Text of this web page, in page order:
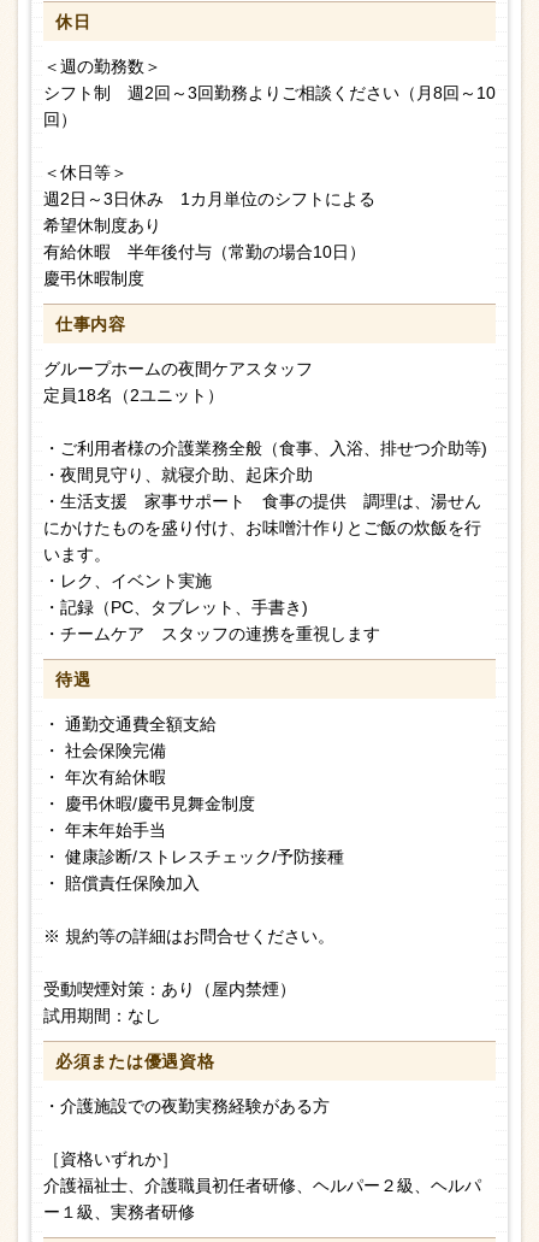
休日
＜週の勤務数＞
シフト制 週2回～3回勤務よりご相談ください（月8回～10
回）
＜休日等＞
週2日～3日休み 1カ月単位のシフトによる
希望休制度あり
有給休暇 半年後付与（常勤の場合10日）
慶弔休暇制度
仕事内容
グループホームの夜間ケアスタッフ
定員18名（2ユニット）
・ご利用者様の介護業務全般（食事、入浴、排せつ介助等)
・夜間見守り、就寝介助、起床介助
・生活支援 家事サポート 食事の提供 調理は、湯せん
にかけたものを盛り付け、お味噌汁作りとご飯の炊飯を行
います。
・レク、イベント実施
・記録（PC、タブレット、手書き)
・チームケア スタッフの連携を重視します
待遇
・ 通勤交通費全額支給
・ 社会保険完備
・ 年次有給休暇
・ 慶弔休暇/慶弔見舞金制度
・ 年末年始手当
・ 健康診断/ストレスチェック/予防接種
・ 賠償責任保険加入
※ 規約等の詳細はお問合せください。
受動喫煙対策：あり（屋内禁煙）
試用期間：なし
必須または優遇資格
・介護施設での夜勤実務経験がある方
［資格いずれか］
介護福祉士、介護職員初任者研修、ヘルパー２級、ヘルパ
ー１級、実務者研修